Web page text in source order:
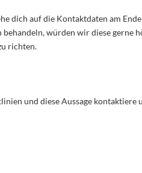
dich auf die Kontaktdaten am
würden wir diese gerne
richten.
und diese Aussage kontaktiere